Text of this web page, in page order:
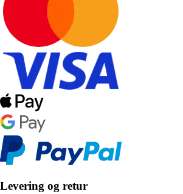
Levering og retur